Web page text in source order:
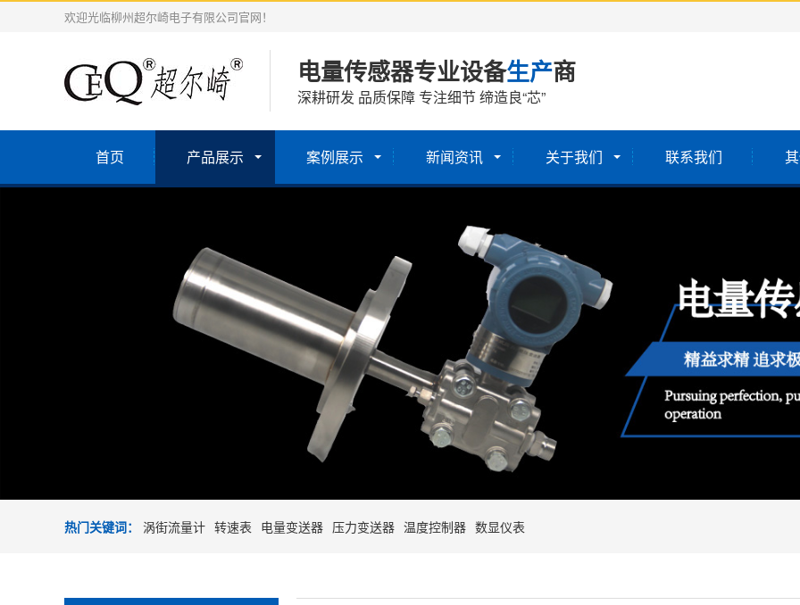
欢迎光临柳州超尔崎电子有限公司官网！
电量传感器专业设备生产商
深耕研发 品质保障 专注细节 缔造良“芯”
首页 产品展示 案例展示 新闻资讯 关于我们 联系我们
热门关键词： 涡街流量计 转速表 电量变送器 压力变送器 温度控制器 数显仪表